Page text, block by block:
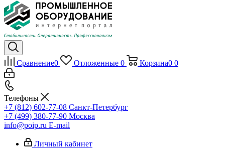
Сравнение0 Отложенные 0 Корзина0 0
Телефоны
+7 (812) 602-77-08 Санкт-Петербург
+7 (499) 380-77-90 Москва
info@poip.ru E-mail
Личный кабинет